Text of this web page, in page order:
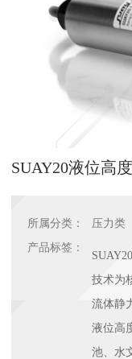
SUAY20液位高
所属分类：
压力类
产品标签：
技术为
流体静
液位高
池、水